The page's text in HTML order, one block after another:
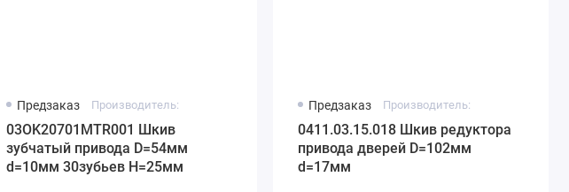
Предзаказ Производитель:
03OK20701MTR001 Шкив
зубчатый привода D=54мм
d=10мм 30зубьев H=25мм
Предзаказ Производитель:
0411.03.15.018 Шкив редуктора
привода дверей D=102мм
d=17мм